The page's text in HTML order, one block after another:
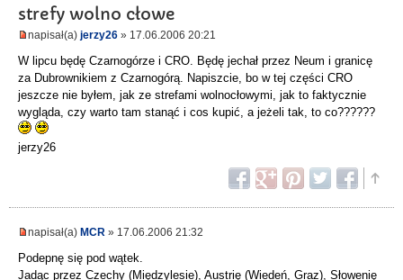
strefy wolno cłowe
napisał(a) jerzy26 » 17.06.2006 20:21
W lipcu będę Czarnogórze i CRO. Będę jechał przez Neum i granicę
za Dubrownikiem z Czarnogórą. Napiszcie, bo w tej części CRO
jeszcze nie byłem, jak ze strefami wolnocłowymi, jak to faktycznie
wygląda, czy warto tam stanąć i cos kupić, a jeżeli tak, to co??????
jerzy26
napisał(a) MCR » 17.06.2006 21:32
Podepnę się pod wątek.
Jadąc przez Czechy (Międzylesie), Austrię (Wiedeń, Graz), Słowenię